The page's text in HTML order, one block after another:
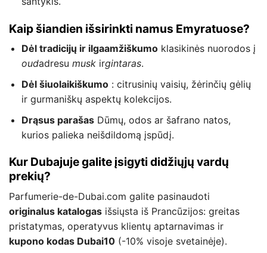
Kaip šiandien išsirinkti namus Emyratuose?
Dėl tradicijų ir ilgaamžiškumoklasikinės nuorodos į
oudadresu muskirgintaras.
Dėl šiuolaikiškumo: citrusinių vaisių, žėrinčių gėlių
ir gurmaniškų aspektų kolekcijos.
Drąsus parašasDūmų, odos ar šafrano natos,
kurios palieka neišdildomą įspūdį.
Kur Dubajuje galite įsigyti didžiųjų vardų
prekių?
Parfumerie-de-Dubai.com galite pasinaudoti
originalus katalogas išsiųsta iš Prancūzijos: greitas
pristatymas, operatyvus klientų aptarnavimas ir
kupono kodas Dubai10 (-10% visoje svetainėje).